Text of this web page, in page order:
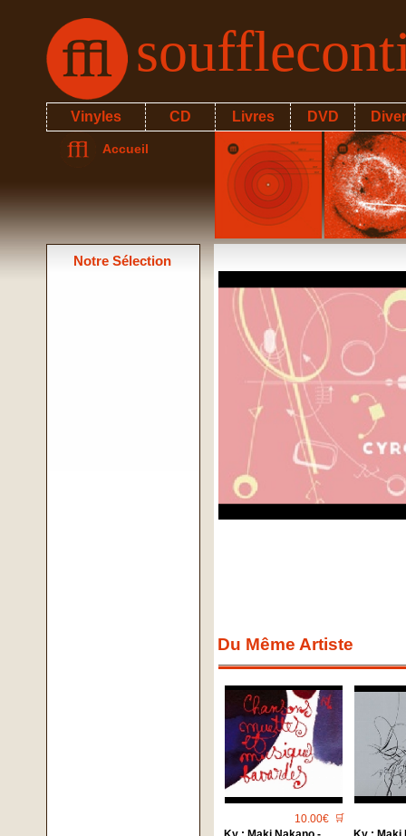
Vinyles CD Livres DVD
Accueil
Notre Sélection
Du Même Artiste
10.00€ 🛒